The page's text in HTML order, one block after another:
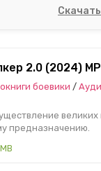
2.0 (2024)
боевики /
великих
предназначению.